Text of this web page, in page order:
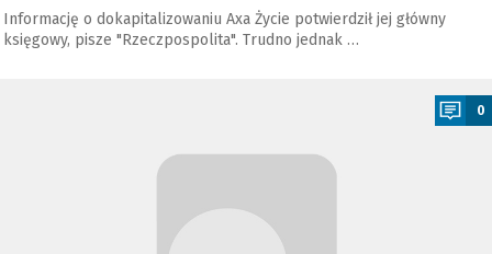
Informację o dokapitalizowaniu Axa Życie potwierdził jej główny
księgowy, pisze "Rzeczpospolita". Trudno jednak …
0